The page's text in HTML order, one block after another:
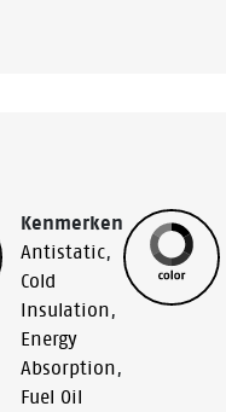
Kenmerken
Antistatic,
Cold
Insulation,
Energy
Absorption,
Fuel Oil